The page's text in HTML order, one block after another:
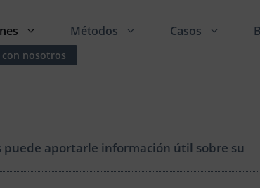
Métodos Casos
nosotros
puede aportarle información útil sobre su